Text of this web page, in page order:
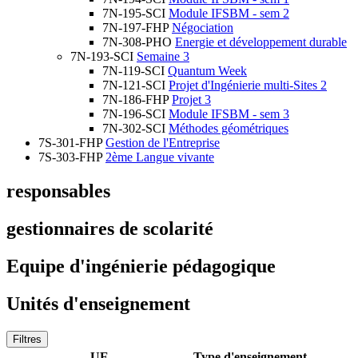
7N-195-SCI Module IFSBM - sem 2
7N-197-FHP Négociation
7N-308-PHO Energie et développement durable
7N-193-SCI Semaine 3
7N-119-SCI Quantum Week
7N-121-SCI Projet d'Ingénierie multi-Sites 2
7N-186-FHP Projet 3
7N-196-SCI Module IFSBM - sem 3
7N-302-SCI Méthodes géométriques
7S-301-FHP Gestion de l'Entreprise
7S-303-FHP 2ème Langue vivante
responsables
gestionnaires de scolarité
Equipe d'ingénierie pédagogique
Unités d'enseignement
Filtres